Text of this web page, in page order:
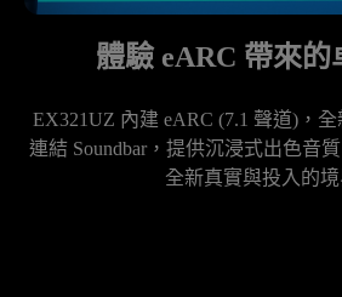
體驗 eARC 帶來的
EX321UZ 內建 eARC (7.1 聲道)，
連結 Soundbar，提供沉浸式出色音
全新真實與投入的境